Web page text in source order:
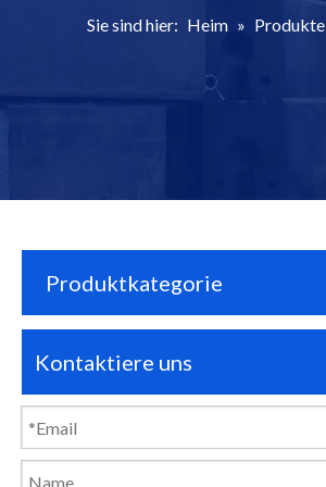
Sie sind hier: Heim » Produkte
Produktkategorie
Kontaktiere uns